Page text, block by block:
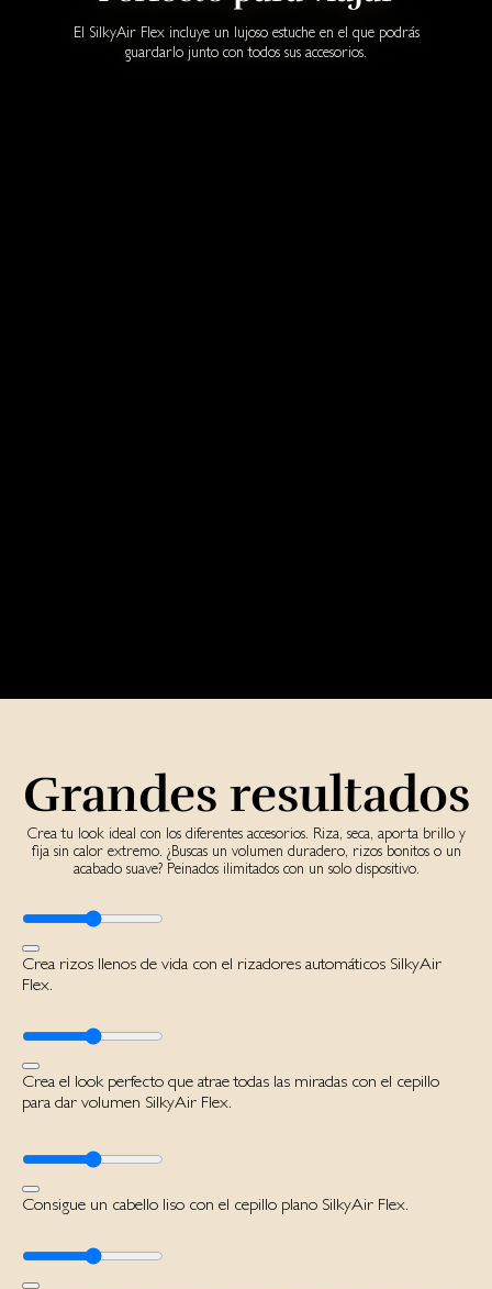
El SilkyAir Flex incluye un lujoso estuche en el que podrás
guardarlo junto con todos sus accesorios.
Grandes resultados
Crea tu look ideal con los diferentes accesorios. Riza, seca, aporta brillo y
fija sin calor extremo. ¿Buscas un volumen duradero, rizos bonitos o un
acabado suave? Peinados ilimitados con un solo dispositivo.
Crea rizos llenos de vida con el rizadores automáticos SilkyAir
Flex.
Crea el look perfecto que atrae todas las miradas con el cepillo
para dar volumen SilkyAir Flex.
Consigue un cabello liso con el cepillo plano SilkyAir Flex.